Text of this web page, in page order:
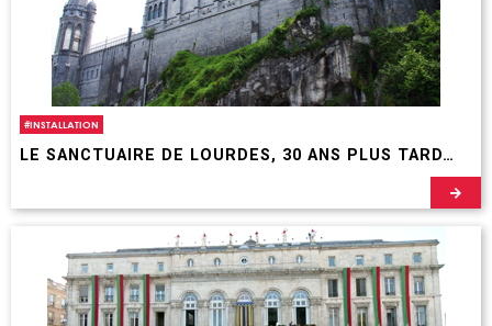
#INSTALLATION
LE SANCTUAIRE DE LOURDES, 30 ANS PLUS TARD…